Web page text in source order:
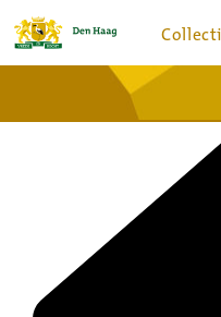
Bronnen en collecties